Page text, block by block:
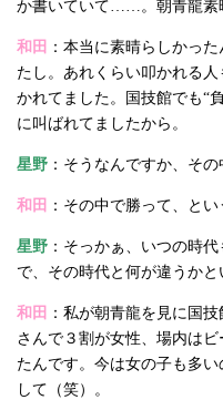
か書いていて……。朝青龍素
和田 ：本当に素晴らしかっ
たし。あれくらい叩かれる
かれてました。国技館でも“
に叫ばれてましたから。
星野 ：そうなんですか、その
和田 ：その中で勝って、と
星野 ：そっかぁ、いつの時
で、その時代と何が違うかと
和田 ：私が朝青龍を見に国
さんで３割が女性、場内は
たんです。今は女の子も多
して（笑）。